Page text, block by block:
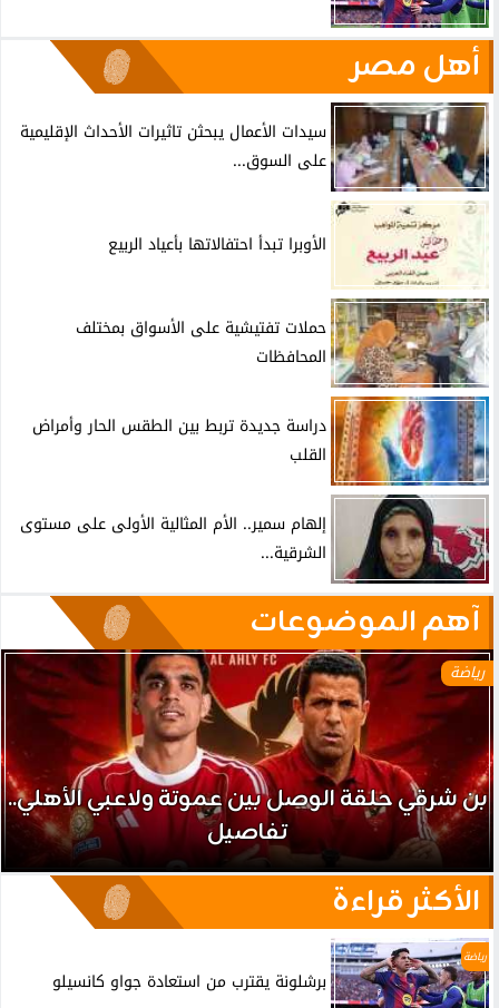
أهل مصر
سيدات الأعمال يبحثن تاثيرات الأحداث الإقليمية
على السوق...
الأوبرا تبدأ احتفالاتها بأعياد الربيع
حملات تفتيشية على الأسواق بمختلف
المحافظات
دراسة جديدة تربط بين الطقس الحار وأمراض
القلب
إلهام سمير.. الأم المثالية الأولى على مستوى
الشرقية...
آهم الموضوعات
رياضة
بن شرقي حلقة الوصل بين عموتة ولاعبي الأهلي..
تفاصيل
الأكثر قراءة
رياضة
برشلونة يقترب من استعادة جواو كانسيلو